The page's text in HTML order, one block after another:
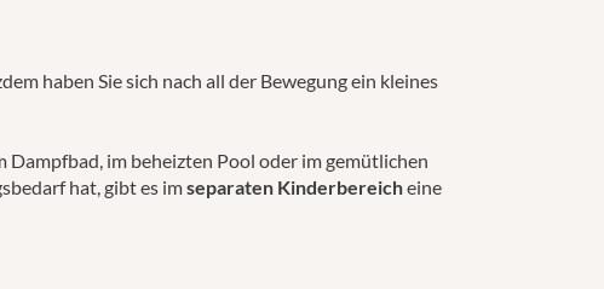
haben Sie sich nach all der Bewegung ein kleines
Dampfbad, im beheizten Pool oder im gemütlichen
hat, gibt es imseparaten Kinderbereicheine